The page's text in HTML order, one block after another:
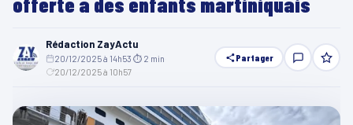
Rédaction ZayActu
20/12/2025 à 14h53 ⏱ 2 min
20/12/2025 à 10h57
Partager